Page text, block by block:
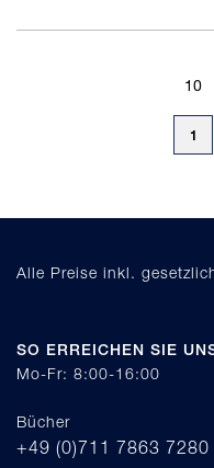
Sie
1
Alle Preise inkl.
SO ERREICHEN SIE
Mo-Fr: 8:00-16:00
Bücher
+49 (0)711 7863 7280